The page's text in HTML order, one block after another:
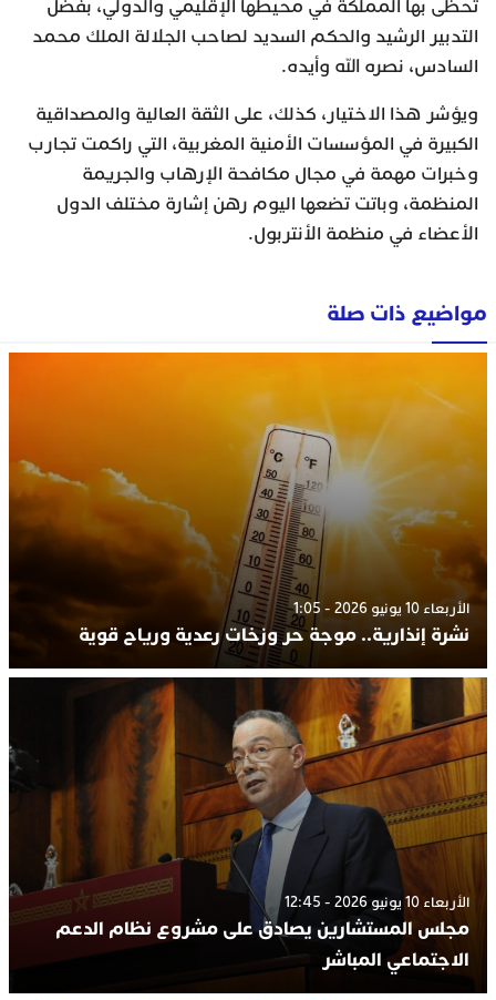
تحظى بها المملكة في محيطها الإقليمي والدولي، بفضل
التدبير الرشيد والحكم السديد لصاحب الجلالة الملك محمد
السادس، نصره الله وأيده.
ويؤشر هذا الاختيار، كذلك، على الثقة العالية والمصداقية
الكبيرة في المؤسسات الأمنية المغربية، التي راكمت تجارب
وخبرات مهمة في مجال مكافحة الإرهاب والجريمة
المنظمة، وباتت تضعها اليوم رهن إشارة مختلف الدول
الأعضاء في منظمة الأنتربول.
مواضيع ذات صلة
الأربعاء 10 يونيو 2026 - 1:05
نشرة إنذارية.. موجة حر وزخات رعدية ورياح قوية
الأربعاء 10 يونيو 2026 - 12:45
مجلس المستشارين يصادق على مشروع نظام الدعم
الاجتماعي المباشر